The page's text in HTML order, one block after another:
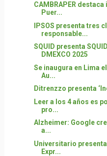
CAMBRAPER
Puer...
IPSOS presenta tres
responsable...
SQUID presenta
DMEXCO 2025
Se inaugura en Lima
Au...
Ditrenzzo presenta
Leer a los 4 años es
pro...
Alzheimer: Google
a...
Universitario
Expr...